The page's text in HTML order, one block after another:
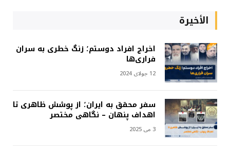
الأخيرة
اخراج افراد دوستم؛ زنگ خطری به سران
فراری‌ها
12 جولای 2024
سفر محقق به ایران؛ از پوشش ظاهری تا
اهداف پنهان – نگاهی مختصر
3 می 2025